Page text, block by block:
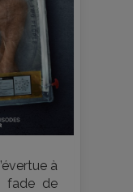
à
fade de